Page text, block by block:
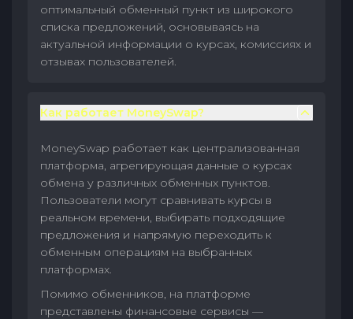
оптимальный обменный пункт из широкого
списка предложений, основываясь на
актуальной информации о курсах, комиссиях и
отзывах пользователей.
Как работает MoneySwap?
MoneySwap работает как централизованная
платформа, агрегирующая данные о курсах
обмена у различных обменных пунктов.
Пользователи могут сравнивать курсы в
реальном времени, выбирать подходящие
предложения и напрямую переходить к
обменным операциям на выбранных
платформах.
Помимо обменников, на платформе
представлены финансовые сервисы —